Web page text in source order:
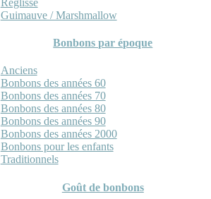
Guimauve / Marshmallow
Bonbons par époque
Anciens
Bonbons des années 60
Bonbons des années 70
Bonbons des années 80
Bonbons des années 90
Bonbons des années 2000
Bonbons pour les enfants
Traditionnels
Goût de bonbons